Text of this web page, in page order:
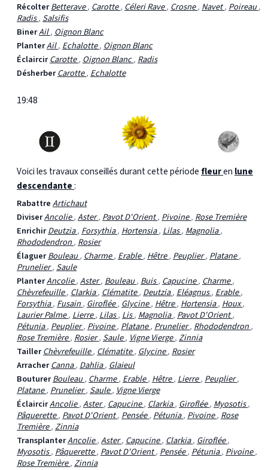
RécolterBetterave,Carotte,Céleri Rave,Crosne,Navet,Poireau,
Radis,Salsifis
BinerAil,Oignon Blanc
PlanterAil,Echalotte,Oignon Blanc
ÉclaircirCarotte,Oignon Blanc,Radis
DésherberCarotte,Echalotte
19:48
Voici les travaux conseillés durant cette période fleuren lune
descendante:
RabattreArtichaut
DiviserAncolie,Aster, Pavot D'Orient, Pivoine, Rose Tremière
EnrichirDeutzia, Forsythia, Hortensia, Lilas, Magnolia,
Rhododendron, Rosier
ÉlaguerBouleau, Charme, Erable, Hêtre, Peuplier, Platane,
Prunelier, Saule
PlanterAncolie,Aster, Bouleau, Buis, Capucine, Charme,
Chèvrefeuille, Clarkia, Clématite, Deutzia, Eléagnus, Erable,
Forsythia, Fusain, Giroflée, Glycine, Hêtre, Hortensia, Houx,
Laurier Palme, Lierre, Lilas, Lis, Magnolia, Pavot D'Orient,
Pétunia, Peuplier, Pivoine, Platane, Prunelier, Rhododendron,
Rose Tremière, Rosier, Saule, Vigne Vierge,Zinnia
TaillerChèvrefeuille, Clématite, Glycine, Rosier
ArracherCanna, Dahlia, Glaieul
BouturerBouleau, Charme, Erable, Hêtre, Lierre, Peuplier,
Platane, Prunelier, Saule, Vigne Vierge
ÉclaircirAncolie,Aster, Capucine, Clarkia, Giroflée, Myosotis,
Pâquerette, Pavot D'Orient, Pensée, Pétunia, Pivoine, Rose
Tremière,Zinnia
TransplanterAncolie,Aster, Capucine, Clarkia, Giroflée,
Myosotis, Pâquerette, Pavot D'Orient, Pensée, Pétunia, Pivoine,
Rose Tremière,Zinnia